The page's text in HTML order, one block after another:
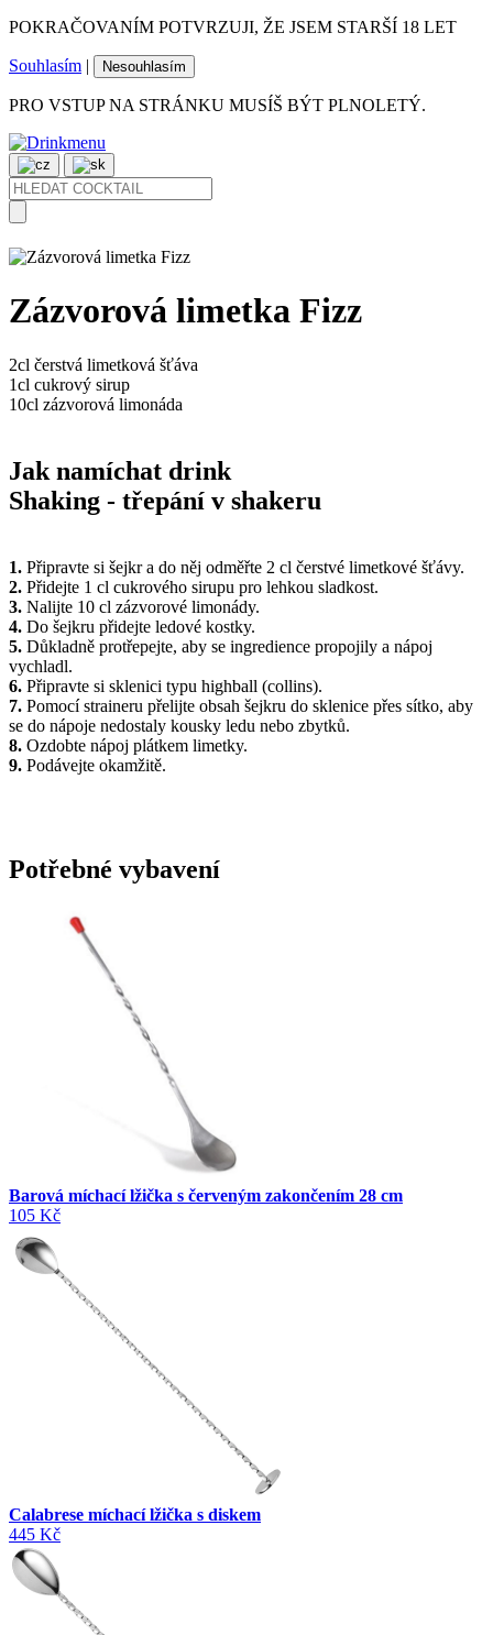
POKRAČOVANÍM POTVRZUJI, ŽE JSEM STARŠÍ 18 LET
Souhlasím | Nesouhlasím
PRO VSTUP NA STRÁNKU MUSÍŠ BÝT PLNOLETÝ.
Zázvorová limetka Fizz
2cl čerstvá limetková šťáva
1cl cukrový sirup
10cl zázvorová limonáda
Jak namíchat drink
Shaking - třepání v shakeru
1. Připravte si šejkr a do něj odměřte 2 cl čerstvé limetkové šťávy.
2. Přidejte 1 cl cukrového sirupu pro lehkou sladkost.
3. Nalijte 10 cl zázvorové limonády.
4. Do šejkru přidejte ledové kostky.
5. Důkladně protřepejte, aby se ingredience propojily a nápoj
vychladl.
6. Připravte si sklenici typu highball (collins).
7. Pomocí straineru přelijte obsah šejkru do sklenice přes sítko, aby
se do nápoje nedostaly kousky ledu nebo zbytků.
8. Ozdobte nápoj plátkem limetky.
9. Podávejte okamžitě.
Potřebné vybavení
Barová míchací lžička s červeným zakončením 28 cm
105 Kč
Calabrese míchací lžička s diskem
445 Kč